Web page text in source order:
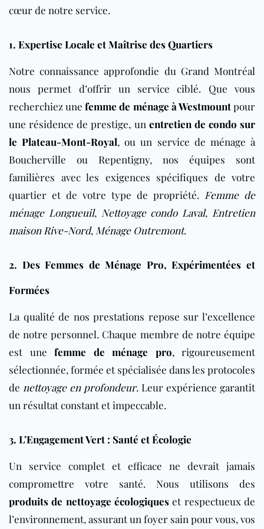
cœur de notre service.
1. Expertise Locale et Maîtrise des Quartiers
Notre connaissance approfondie du Grand Montréal
nous permet d’offrir un service ciblé. Que vous
recherchiez unefemme de ménage à Westmountpour
une résidence de prestige, un entretien de condo sur
le Plateau-Mont-Royal, ou un service de ménage à
Boucherville ou Repentigny, nos équipes sont
familières avec les exigences spécifiques de votre
quartier et de votre type de propriété. Femme de
ménage Longueuil, Nettoyage condo Laval, Entretien
maison Rive-Nord, Ménage Outremont.
2. Des Femmes de Ménage Pro, Expérimentées et
Formées
La qualité de nos prestations repose sur l’excellence
de notre personnel. Chaque membre de notre équipe
est une femme de ménage pro, rigoureusement
sélectionnée, formée et spécialisée dans les protocoles
de nettoyage en profondeur. Leur expérience garantit
un résultat constant et impeccable.
3. L’Engagement Vert : Santé et Écologie
Un service complet et efficace ne devrait jamais
compromettre votre santé. Nous utilisons des
produits de nettoyage écologiques et respectueux de
l’environnement, assurant un foyer sain pour vous, vos